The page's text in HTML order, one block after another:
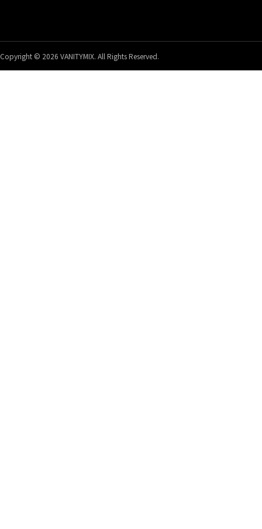
Copyright © 2026 VANITYMIX. All Rights Reserved.